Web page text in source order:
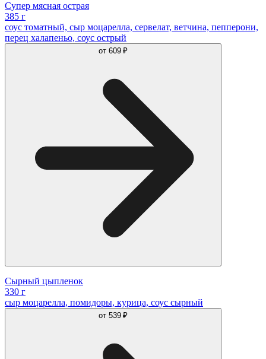
Супер мясная острая
385 г
соус томатный, сыр моцарелла, сервелат, ветчина, пепперони,
перец халапеньо, соус острый
от 609 ₽
Сырный цыпленок
330 г
сыр моцарелла, помидоры, курица, соус сырный
от 539 ₽